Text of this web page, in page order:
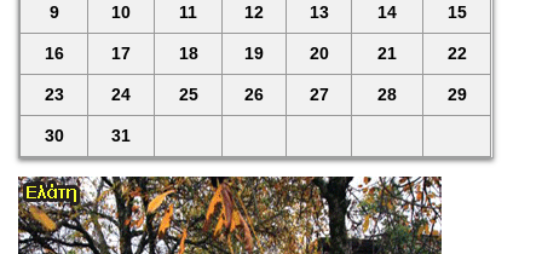
9 10 11 12 13 14 15
16 17 18 19 20 21 22
23 24 25 26 27 28 29
30 31